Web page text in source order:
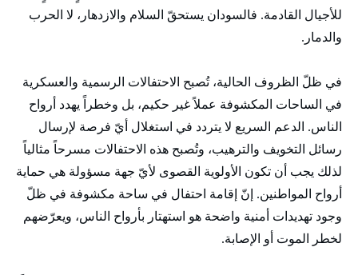
للأجيال القادمة. فالسودان يستحقّ السلام والازدهار، لا الحرب
والدمار.
في ظلّ الظروف الحالية، تُصبح الاحتفالات الرسمية والعسكرية
في الساحات المكشوفة عملاً غير حكيم، بل وخطراً يهدد أرواح
الناس. الدعم السريع لا يتردد في استغلال أيّ فرصة لإرسال
رسائل التخويف والترهيب، وتُصبح هذه الاحتفالات مسرحاً مثالياً
لذلك يجب أن تكون الأولوية القصوى لأيّ جهة مسؤولة هي حماية
أرواح المواطنين. إنّ إقامة احتفال في ساحة مكشوفة في ظلّ
وجود تهديدات أمنية واضحة هو استهتار بأرواح الناس، ويعرّضهم
لخطر الموت أو الإصابة.